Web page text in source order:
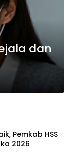
dan
Pemkab HSS
2026